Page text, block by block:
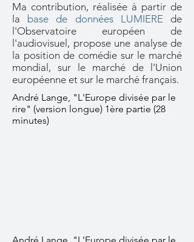
Ma contribution, réalisée à partir de
la base de données LUMIEREde
l'Observatoire européen de
l'audiovisuel, propose une analyse de
la position de comédie sur le marché
mondial, sur le marché de l'Union
européenne et sur le marché français.
André Lange, "L'Europe divisée par le
rire" (version longue) 1ère partie (28
minutes)